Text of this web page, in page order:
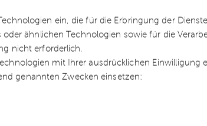
ein, die für die Erbringung der
ähnlichen Technologien sowie für die
nicht erforderlich.
mit Ihrer ausdrücklichen Einwilligung
genannten Zwecken einsetzen:
sich Stefan Hamacher
Darüber hinaus begleitet er
bei der steuerlichen
Unternehmensnachfolge.
im Rahmen von
Darüber hinaus